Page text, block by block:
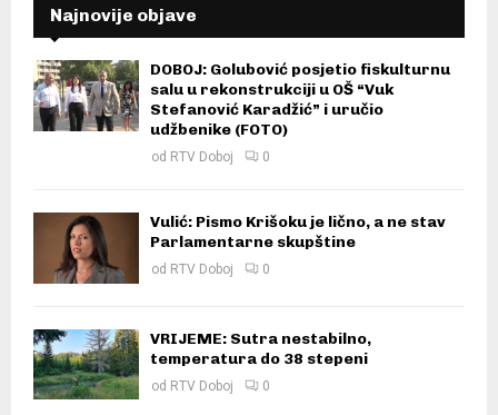
Najnovije objave
DOBOJ: Golubović posjetio fiskulturnu
salu u rekonstrukciji u OŠ “Vuk
Stefanović Karadžić” i uručio
udžbenike (FOTO)
od RTV Doboj 0
Vulić: Pismo Krišoku je lično, a ne stav
Parlamentarne skupštine
od RTV Doboj 0
VRIJEME: Sutra nestabilno,
temperatura do 38 stepeni
od RTV Doboj 0